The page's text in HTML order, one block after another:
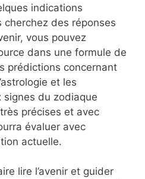
indications
cherchez des réponses
vous pouvez
dans une formule de
prédictions concernant
et les
signes du zodiaque
précises et avec
évaluer avec
actuelle.
lire l’avenir et guider